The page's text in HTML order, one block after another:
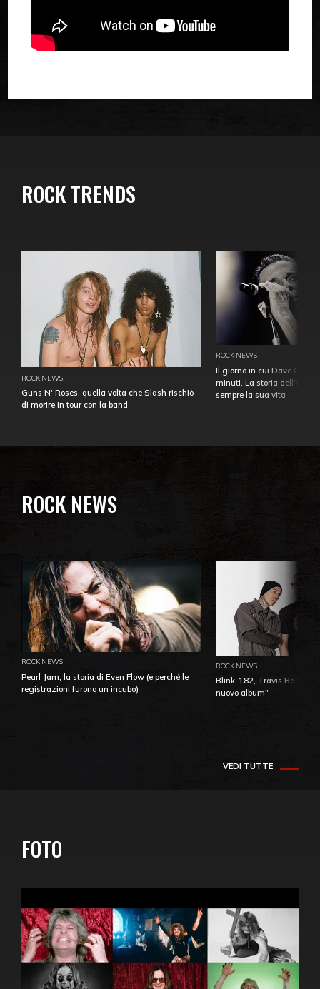
ROCK TRENDS
ROCK NEWS
Guns N' Roses, quella volta che Slash rischiò
di morire in tour con la band
ROCK NEWS
Il giorno in cui Dave
minuti. La storia
sempre la sua vita
ROCK NEWS
ROCK NEWS
Pearl Jam, la storia di Even Flow (e perché le
registrazioni furono un incubo)
ROCK NEWS
Blink-182, Travis Barker:
nuovo album"
VEDI TUTTE
FOTO